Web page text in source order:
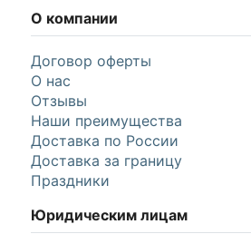
О компании
Договор оферты
О нас
Отзывы
Наши преимущества
Доставка по России
Доставка за границу
Праздники
Юридическим лицам